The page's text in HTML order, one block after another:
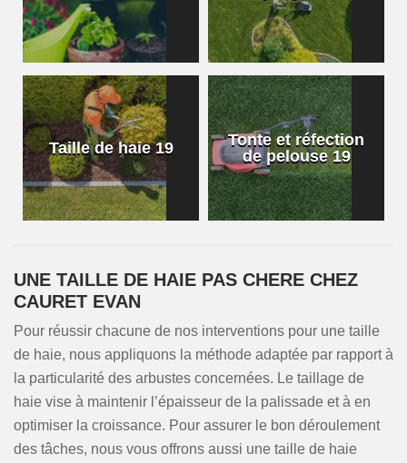
Taille de haie 19
Tonte et réfection
de pelouse 19
UNE TAILLE DE HAIE PAS CHERE CHEZ
CAURET EVAN
Pour réussir chacune de nos interventions pour une taille
de haie, nous appliquons la méthode adaptée par rapport à
la particularité des arbustes concernées. Le taillage de
haie vise à maintenir l’épaisseur de la palissade et à en
optimiser la croissance. Pour assurer le bon déroulement
des tâches, nous vous offrons aussi une taille de haie